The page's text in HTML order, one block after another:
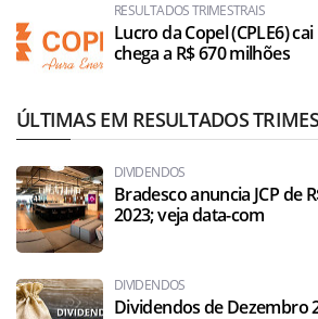
RESULTADOS TRIMESTRAIS
Lucro da Copel (CPLE6)
chega a R$ 670 milhões
ÚLTIMAS EM RESULTADOS
DIVIDENDOS
Bradesco anuncia JCP de
2023; veja data-com
DIVIDENDOS
Dividendos de Dezembro